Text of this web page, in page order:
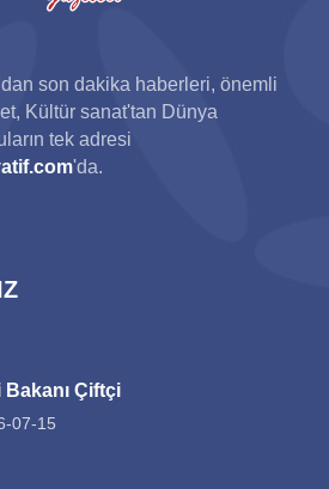
son dakika haberleri, önemli
Kültür sanat'tan Dünya
tek adresi
'da.
Bakanı Çiftçi
07-15